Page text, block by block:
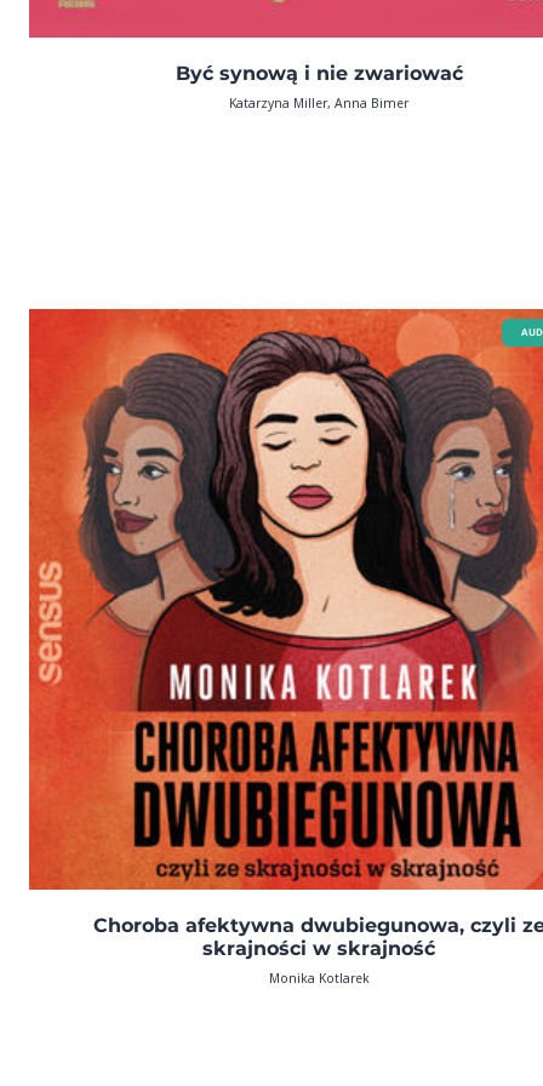
Być synową i nie zwariować
Katarzyna Miller, Anna Bimer
Choroba afektywna dwubiegunowa, czyli
skrajności w skrajność
Monika Kotlarek